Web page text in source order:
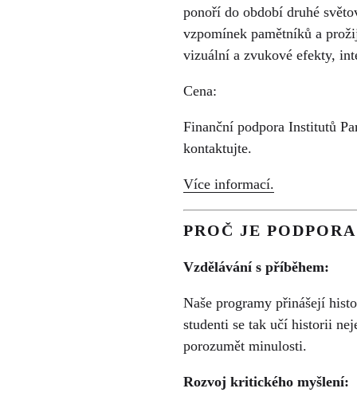
ponoří do období druhé
vzpomínek pamětníků a
vizuální a zvukové efekty,
Cena:
Finanční podpora Institutů
kontaktujte.
Více informací.
PROČ JE
Vzdělávání s příběhem:
Naše programy přinášejí
studenti se tak učí historii
porozumět minulosti.
Rozvoj kritického myšlení: